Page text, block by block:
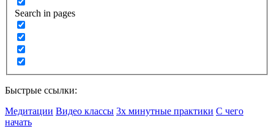
Search in pages
Быстрые ссылки:
Медитации Видео классы 3х минутные практики С чего
начать